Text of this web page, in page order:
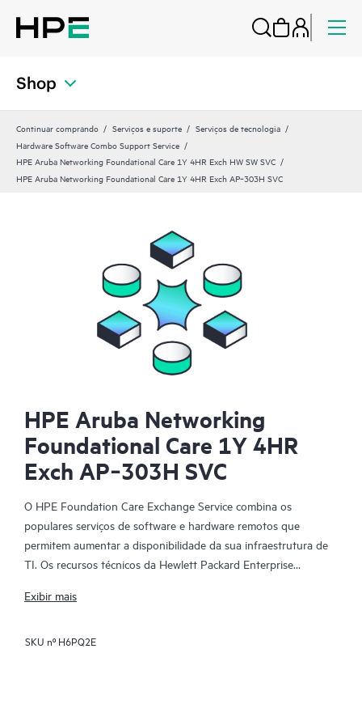
Shop
Continuar comprando Serviços e suporte
Serviços de tecnologia
Hardware Software Combo Support Service
HPE Aruba Networking Foundational Care 1Y 4HR Exch HW SW SVC
HPE Aruba Networking Foundational Care 1Y 4HR Exch AP‑303H SVC
HPE Aruba Networking
Foundational Care 1Y 4HR
Exch AP‑303H SVC
O HPE Foundation Care Exchange Service combina os
populares serviços de software e hardware remotos que
permitem aumentar a disponibilidade da sua infraestrutura de
TI. Os recursos técnicos da Hewlett Packard Enterprise
problemas de hardware e software em seus produtos HPE.
A troca de hardware é um serviço de troca de peças confiável e
Exibir mais
SKU nº H6PQ2E